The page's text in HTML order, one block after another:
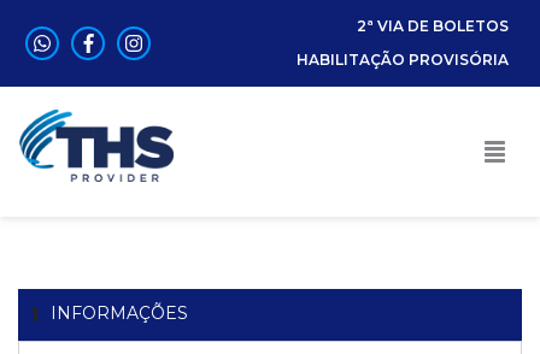
2ª VIA DE BOLETOS
HABILITAÇÃO PROVISÓRIA
1 INFORMAÇÕES